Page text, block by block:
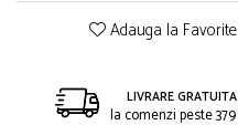
Adauga la Favorite
LIVRARE GRATUITA
la comenzi peste